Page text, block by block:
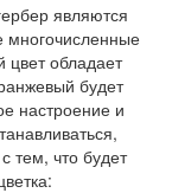
являются
многочисленные
цвет обладает
будет
настроение и
тем, что будет